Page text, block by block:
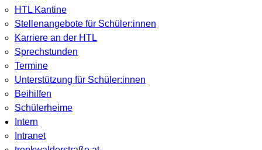
HTL Kantine
Stellenangebote für Schüler:innen
Karriere an der HTL
Sprechstunden
Termine
Unterstützung für Schüler:innen
Beihilfen
Schülerheime
Intern
Intranet